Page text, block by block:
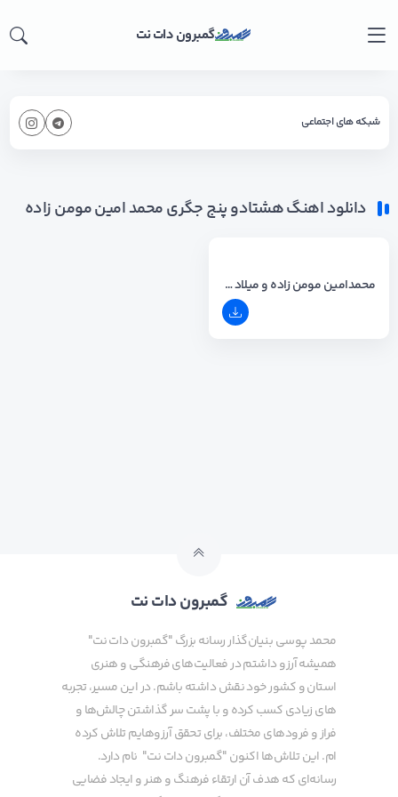
گمبرون دات نت
شبکه های اجتماعی
دانلود اهنگ هشتادو پنج جگری محمد امین مومن زاده
محمدامین مومن زاده و میلاد ذاکری - هشتادو پنج جگری
گمبرون دات نت
محمد پوسی بنیان‌گذار رسانه بزرگ "گمبرون دات نت"
همیشه آرزو داشتم در فعالیت‌های فرهنگی و هنری
استان و کشور خود نقش داشته باشم. در این مسیر، تجربه
های زیادی کسب کرده و با پشت سر گذاشتن چالش‌ها و
فراز و فرودهای مختلف، برای تحقق آرزوهایم تلاش کرده
ام. این تلاش‌ها اکنون "گمبرون دات نت" نام دارد.
رسانه‌ای که هدف آن ارتقاء فرهنگ و هنر و ایجاد فضایی